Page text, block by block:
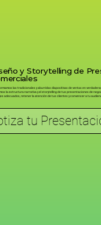
y Storytelling de
las tradicionales y aburridas diapositivas de ventas en
la estructura narrativa y el storytelling de tus presentaciones de
adecuados, retener la atención de tus clientes y convencer a tu
tu